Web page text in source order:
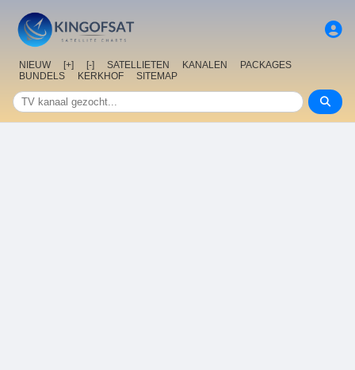
NIEUW [+] [-] SATELLIETEN KANALEN
PACKAGES
BUNDELS
KERKHOF SITEMAP